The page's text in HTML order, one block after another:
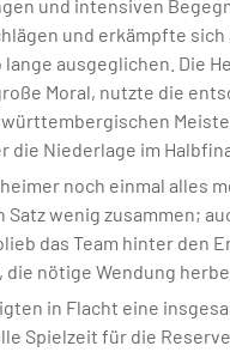
und intensiven
und erkämpfte sich
ausgeglichen. Die
Moral, nutzte die
die Niederlage im
noch einmal
wenig zusammen;
das Team hinter den
nötige Wendung
in Flacht eine
Spielzeit für die